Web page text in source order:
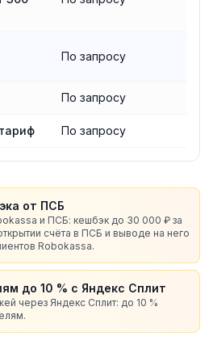
По запросу
По запросу
По запросу
от ПСБ
и ПСБ: кешбэк до 30 000 ₽ за
счёта в ПСБ и выводе на него
Robokassa.
до 10 % с Яндекс Сплит
через Яндекс Сплит: до 10 %